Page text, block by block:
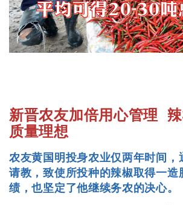
新晋农友加倍用心管理
质量理想
农友黄国明投身农业仅两年时间，
请教，致使所投种的辣椒取得一造
绩，也坚定了他继续务农的决心。